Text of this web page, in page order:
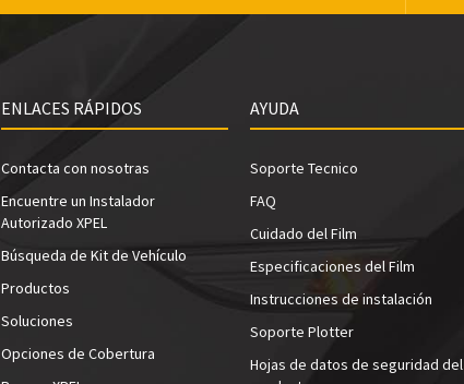
ENLACES RÁPIDOS
Contacta con nosotras
Encuentre un Instalador
Autorizado XPEL
Búsqueda de Kit de Vehículo
Productos
Soluciones
Opciones de Cobertura
AYUDA
Soporte Tecnico
FAQ
Cuidado del Film
Especificaciones del Film
Instrucciones de instalación
Soporte Plotter
Hojas de datos de seguridad del